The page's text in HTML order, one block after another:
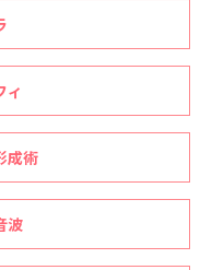
ィ
成術
波